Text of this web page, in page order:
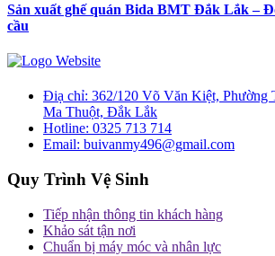
Sản xuất ghế quán Bida BMT Đắk Lắk –
cầu
Điạ chỉ: 362/120 Võ Văn Kiệt, Phường
Ma Thuột, Đắk Lắk
Hotline: 0325 713 714
Email: buivanmy496@gmail.com
Quy Trình Vệ Sinh
Tiếp nhận thông tin khách hàng
Khảo sát tận nơi
Chuẩn bị máy móc và nhân lực